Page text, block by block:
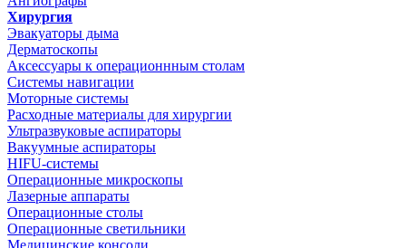
Хирургия
Эвакуаторы дыма
Дерматоскопы
Аксессуары к операционнным столам
Системы навигации
Моторные системы
Расходные материалы для хирургии
Ультразвуковые аспираторы
Вакуумные аспираторы
HIFU-системы
Операционные микроскопы
Лазерные аппараты
Операционные столы
Операционные светильники
Медицинские консоли